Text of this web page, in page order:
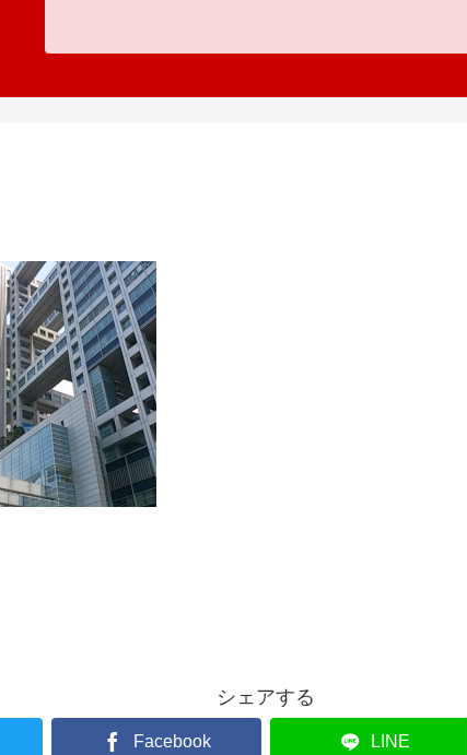
シェアする
Facebook LINE